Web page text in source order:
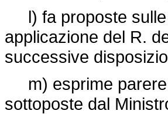
l) fa proposte sulle
applicazione del R.
successive
m) esprime parere
sottoposte dal